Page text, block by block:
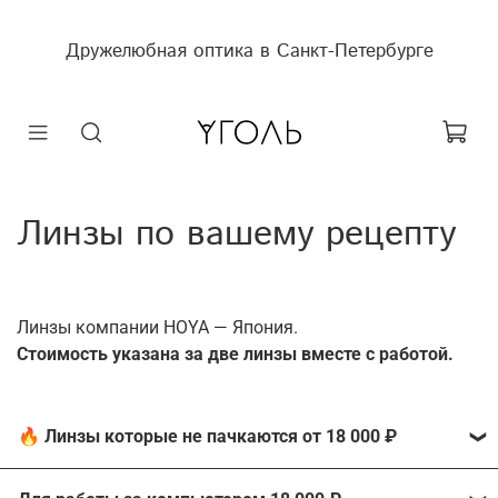
Дружелюбная оптика в Санкт-Петербурге
Линзы по вашему рецепту
Линзы компании HOYA — Япония.
Cтоимость указана за две линзы вместе с работой.
🔥 Линзы которые не пачкаются от 18 000 ₽